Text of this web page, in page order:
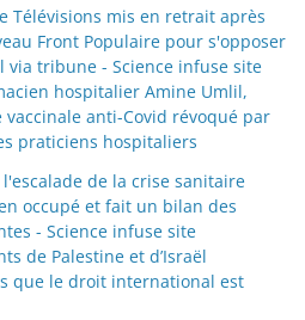
Télévisions mis en retrait après
Front Populaire pour s'opposer
via tribune - Science infuse site
hospitalier Amine Umlil,
anti-Covid révoqué par
praticiens hospitaliers
de la crise sanitaire
occupé et fait un bilan des
- Science infuse site
de Palestine et d’Israël
que le droit international est